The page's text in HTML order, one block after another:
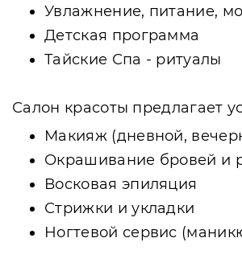
Увлажнение, питание,
Детская программа
Тайские Спа - ритуалы
Салон красоты предлагает
Макияж (дневной,
Окрашивание бровей и
Восковая эпиляция
Стрижки и укладки
Ногтевой сервис